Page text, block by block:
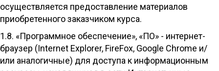
осуществляется предоставление материалов
приобретенного заказчиком курса.
1.8. «Программное обеспечение», «ПО» - интернет-
браузер (Internet Explorer, FireFox, Google Chrome и/
или аналогичные) для доступа к информационным